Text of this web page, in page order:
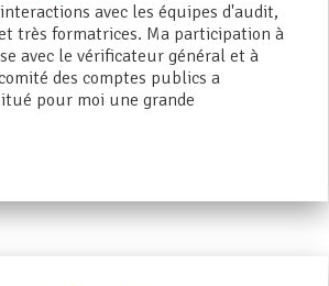
avec les équipes d'audit,
très formatrices. Ma participation à
avec le vérificateur général et à
des comptes publics a
pour moi une grande